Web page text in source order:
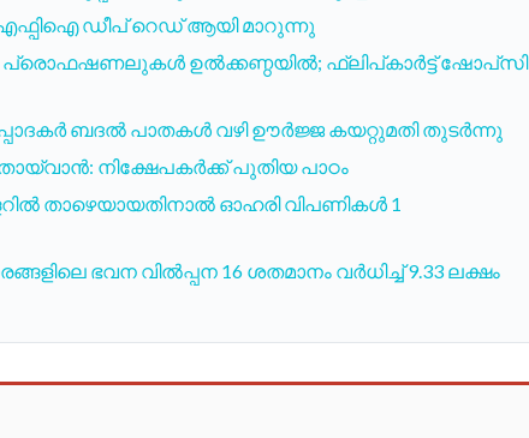
ഡീപ് റെഡ് ആയി മാറുന്നു
പ്രൊഫഷണലുകൾ ഉൽക്കണ്ഠയിൽ; ഫ്ലിപ്കാർട്ട് ഷോപ്‌സി
ബദൽ പാതകൾ വഴി ഊർജ്ജ കയറ്റുമതി തുടർന്നു
നിക്ഷേപകർക്ക് പുതിയ പാഠം
താഴെയായതിനാൽ ഓഹരി വിപണികൾ 1
ഭവന വിൽപ്പന 16 ശതമാനം വർധിച്ച് 9.33 ലക്ഷം